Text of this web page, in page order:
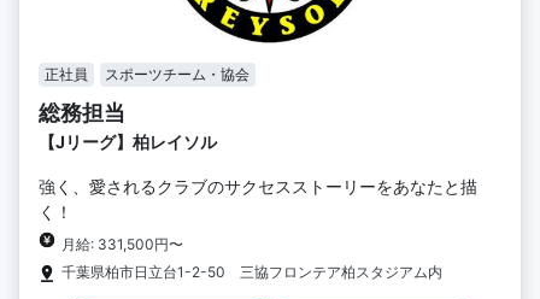
正社員 スポーツチーム・協会
総務担当
【Jリーグ】柏レイソル
強く、愛されるクラブのサクセスストーリーをあなたと描
く！
月給: 331,500円〜
千葉県柏市日立台1-2-50 三協フロンテア柏スタジアム内